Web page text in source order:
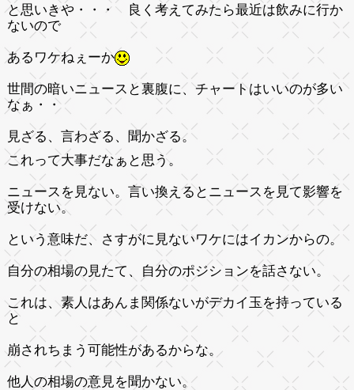
と思いきや・・・ 良く考えてみたら最近は飲みに行か
ないので
あるワケねぇーか
世間の暗いニュースと裏腹に、チャートはいいのが多い
なぁ・・
見ざる、言わざる、聞かざる。
これって大事だなぁと思う。
ニュースを見ない。言い換えるとニュースを見て影響を
受けない。
という意味だ、さすがに見ないワケにはイカンからの。
自分の相場の見たて、自分のポジションを話さない。
これは、素人はあんま関係ないがデカイ玉を持っている
と
崩されちまう可能性があるからな。
他人の相場の意見を聞かない。